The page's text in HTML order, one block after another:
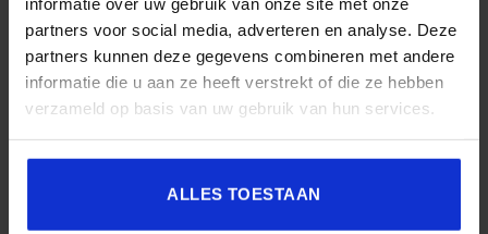
partners voor social media, adverteren en analyse. Deze
partners kunnen deze gegevens combineren met andere
informatie die u aan ze heeft verstrekt of die ze hebben
verzameld op basis van uw gebruik van hun services.
ALLES TOESTAAN
Shaping the future of learning at Ikea